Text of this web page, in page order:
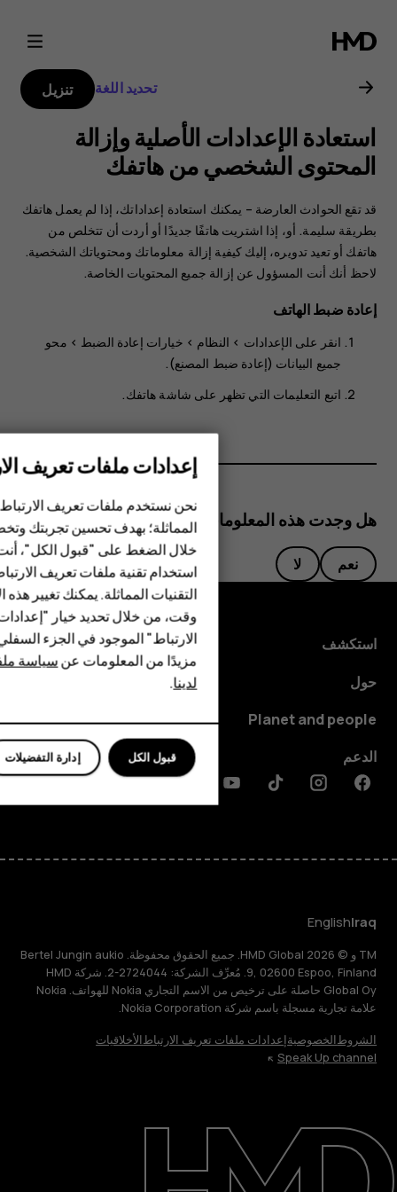
دليل
مستخدم
هاتف
Nokia
2.1
الهواتف الذكية
الهواتف المميزة
HMD Terra M
HMD Watch
للأعمال
حول
الدعم
تحديد اللغة تنزيل
استعادة الإعدادات الأصلية وإزالة
المحتوى الشخصي من هاتفك
قد تقع الحوادث العارضة – يمكنك استعادة إعداداتك، إذا لم يعمل هاتفك
بطريقة سليمة. أو، إذا اشتريت هاتفًا جديدًا أو أردت أن تتخلص من
هاتفك أو تعيد تدويره، إليك كيفية إزالة معلوماتك ومحتوياتك الشخصية.
لاحظ أنك أنت المسؤول عن إزالة جميع المحتويات الخاصة.
إعادة ضبط الهاتف
انقر على الإعدادات > النظام > خيارات إعادة الضبط > محو
جميع البيانات (إعادة ضبط المصنع).
اتبع التعليمات التي تظهر على شاشة هاتفك.
هل وجدت هذه المعلومات مفيدة؟
نعم لا
استكشف
حول
Planet and people
الدعم
Facebook
Instagram
Tiktok
Youtube
Iraq
English
TM و © 2026 HMD Global. جميع الحقوق محفوظة. Bertel Jungin aukio
9, 02600 Espoo, Finland. مُعرِّف الشركة: 2724044-2. شركة HMD
Global Oy حاصلة على ترخيص من الاسم التجاري Nokia للهواتف. Nokia
علامة تجارية مسجلة باسم شركة Nokia Corporation.
الشروطالخصوصيةإعدادات ملفات تعريف الارتباطالأخلاقيات
Speak Up channel
إعدادات ملفات تعريف
نحن نستخدم ملفات تعريف
المماثلة؛ بهدف تحسين تجربتك
خلال الضغط على "قبول الكل"،
استخدام تقنية ملفات تعريف
التقنيات المماثلة. يمكنك تغيير
وقت، من خلال تحديد خيار
الارتباط" الموجود في الجزء
مزيدًا من المعلومات عنسياسة
لدينا.
إدارة التفضيلات قبول الكل